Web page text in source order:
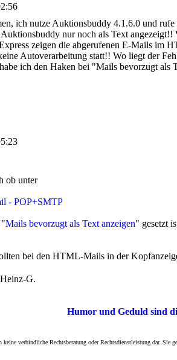
ich nutze Auktionsbuddy 4.1.6.0 und
nur noch als Text
zeigen die abgerufenen E-Mails im
Autoverarbeitung statt!! Wo liegt der
ich den Haken bei "Mails bevorzugt
ob unter
- POP+SMTP
"Mails bevorzugt als Text anzeigen" gesetzt
bei den HTML-Mails in der
G.
Humor und Geduld sind
keine verbindliche Rechtsberatung oder Rechtsdienstleistung dar. Sie